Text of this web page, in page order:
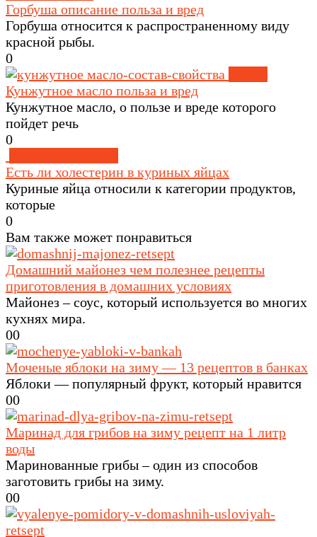
Горбуша описание польза и вред
Горбуша относится к распространенному виду
красной рыбы.
0
Кунжутное масло польза и вред
Кунжутное масло, о пользе и вреде которого
пойдет речь
0
Есть ли холестерин в куриных яйцах
Куриные яйца относили к категории продуктов,
которые
0
Вам также может понравиться
Домашний майонез чем полезнее рецепты
приготовления в домашних условиях
Майонез – соус, который используется во многих
кухнях мира.
00
Моченые яблоки на зиму — 13 рецептов в банках
Яблоки — популярный фрукт, который нравится
00
Маринад для грибов на зиму рецепт на 1 литр
воды
Маринованные грибы – один из способов
заготовить грибы на зиму.
00